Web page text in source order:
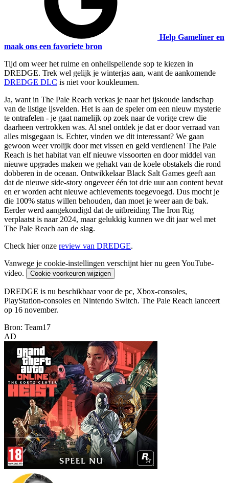
Help Gameliner en
maak ons een favoriete bron
Tijd om weer het ruime en onheilspellende sop te kiezen in
DREDGE. Trek wel gelijk je winterjas aan, want de aankomende
DREDGE DLC is niet voor koukleumen.
Ja, want in The Pale Reach verkas je naar het ijskoude landschap
van de listige ijsvelden. Het is aan de speler om een nieuw mysterie
te ontrafelen - je gaat namelijk op zoek naar de vorige crew die
daarheen vertrokken was. Al snel ontdek je dat er door verraad van
alles misgegaan is. Echter, vinden we dit interessant? We gaan
gewoon weer vrolijk door met vissen en geld verdienen! The Pale
Reach is het habitat van elf nieuwe vissoorten en door middel van
nieuwe upgrades maken we gehakt van de koele obstakels die rond
dobberen in de oceaan. Ontwikkelaar Black Salt Games geeft aan
dat de nieuwe side-story ongeveer één tot drie uur aan content bevat
en er worden acht nieuwe achievements toegevoegd. Dus mocht je
die 100% status willen behouden, dan moet je weer aan de bak.
Eerder werd aangekondigd dat de uitbreiding The Iron Rig
verplaatst is naar 2024, maar gelukkig kunnen we dit jaar wel met
The Pale Reach aan de slag.
Check hier onze review van DREDGE.
Vanwege je cookie-instellingen verschijnt hier nu geen YouTube-
video.
Cookie voorkeuren wijzigen
DREDGE is nu beschikbaar voor de pc, Xbox-consoles,
PlayStation-consoles en Nintendo Switch. The Pale Reach lanceert
op 16 november.
Bron: Team17
AD